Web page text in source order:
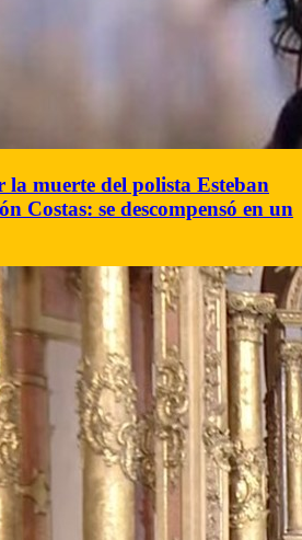
la muerte del polista Esteban
Costas: se descompensó en un